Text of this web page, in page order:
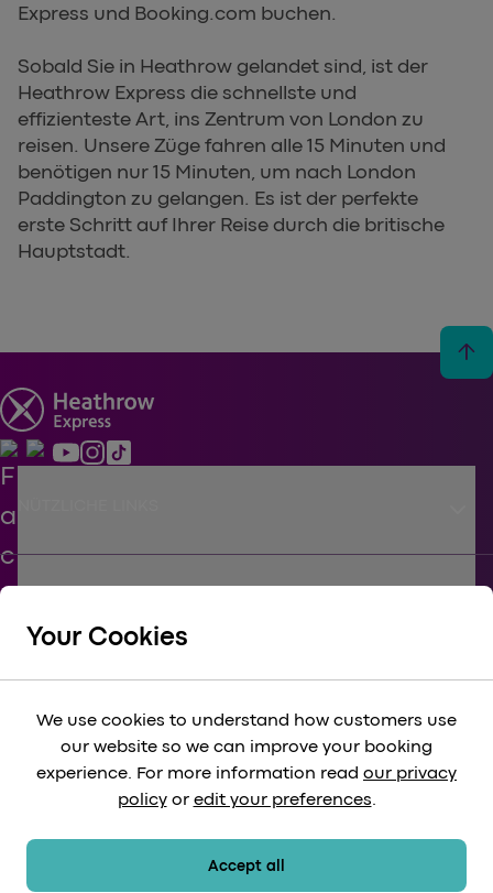
Express und Booking.com buchen.
Sobald Sie in Heathrow gelandet sind, ist der
Heathrow Express die schnellste und
effizienteste Art, ins Zentrum von London zu
reisen. Unsere Züge fahren alle 15 Minuten und
benötigen nur 15 Minuten, um nach London
Paddington zu gelangen. Es ist der perfekte
erste Schritt auf Ihrer Reise durch die britische
Hauptstadt.
arrow_upward
keyboard_arrow_down
KÖRPERSCHAFTLICH keyboard_arrow_down
RECHTLICH keyboard_arrow_down
Your Cookies
We use cookies to understand how customers use
our website so we can improve your booking
experience. For more information read our privacy
policyor edit your preferences.
Accept all